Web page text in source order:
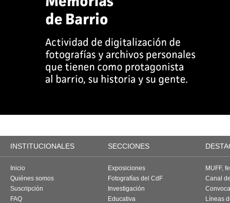
INSTITUCIONALES SECCIONES
Inicio
Quiénes somos
Suscripción
FAQ
Exposiciones
Fotografías del CdF
Investigación
Educativa
MUFF,
Canal
Líneas